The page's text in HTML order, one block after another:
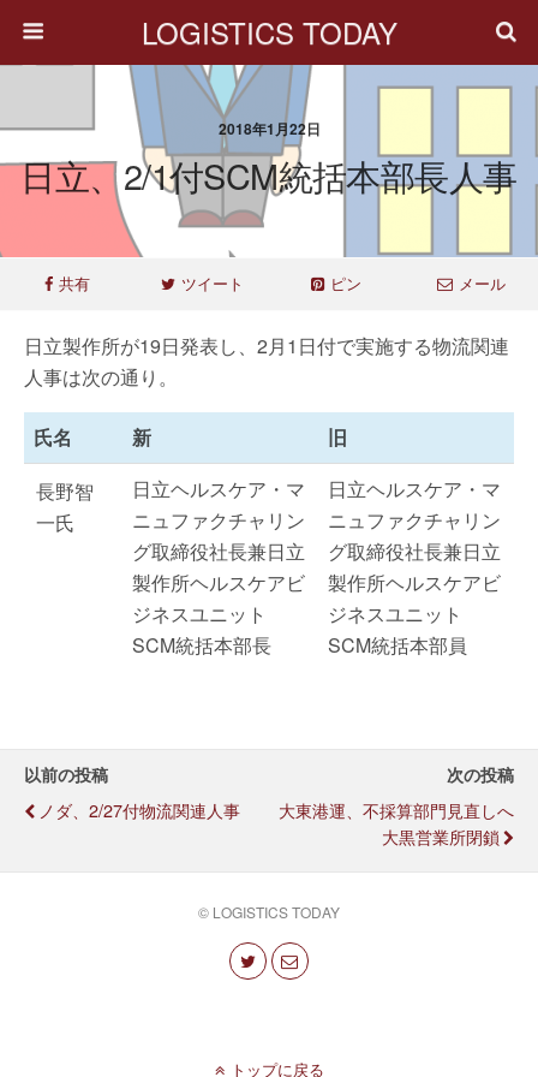
LOGISTICS TODAY
2018年1月22日
日立、2/1付SCM統括本部長人事
共有 ツイート ピン メール
日立製作所が19日発表し、2月1日付で実施する物流関連
人事は次の通り。
氏名 新
旧
長野智
一氏
日立ヘルスケア・マ
ニュファクチャリン
グ取締役社長兼日立
製作所ヘルスケアビ
ジネスユニット
SCM統括本部長
日立ヘルスケア・マ
ニュファクチャリン
グ取締役社長兼日立
製作所ヘルスケアビ
ジネスユニット
SCM統括本部員
以前の投稿
ノダ、2/27付物流関連人事
次の投稿
大東港運、不採算部門見直しへ
大黒営業所閉鎖
© LOGISTICS TODAY
トップに戻る